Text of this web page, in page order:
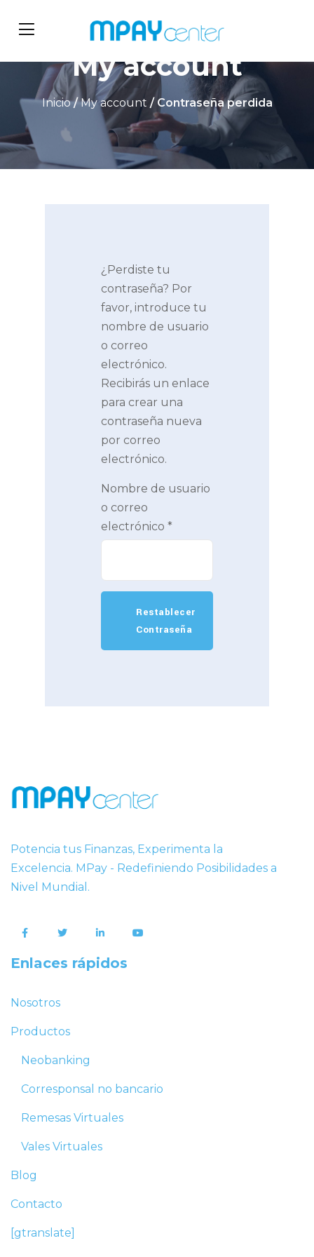
My account
Inicio/My account / Contraseña perdida
¿Perdiste tu
contraseña? Por
favor, introduce tu
nombre de usuario
o correo
electrónico.
Recibirás un enlace
para crear una
contraseña nueva
por correo
electrónico.
Nombre de usuario
o correo
electrónico *
Restablecer
Contraseña
Potencia tus Finanzas, Experimenta la
Excelencia. MPay - Redefiniendo Posibilidades a
Nivel Mundial.
Enlaces rápidos
Nosotros
Productos
Neobanking
Corresponsal no bancario
Remesas Virtuales
Vales Virtuales
Blog
Contacto
[gtranslate]